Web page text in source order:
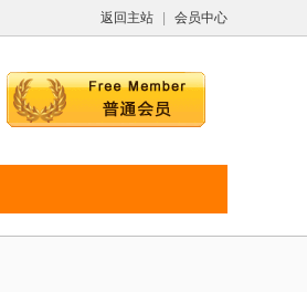
返回主站 会员中心